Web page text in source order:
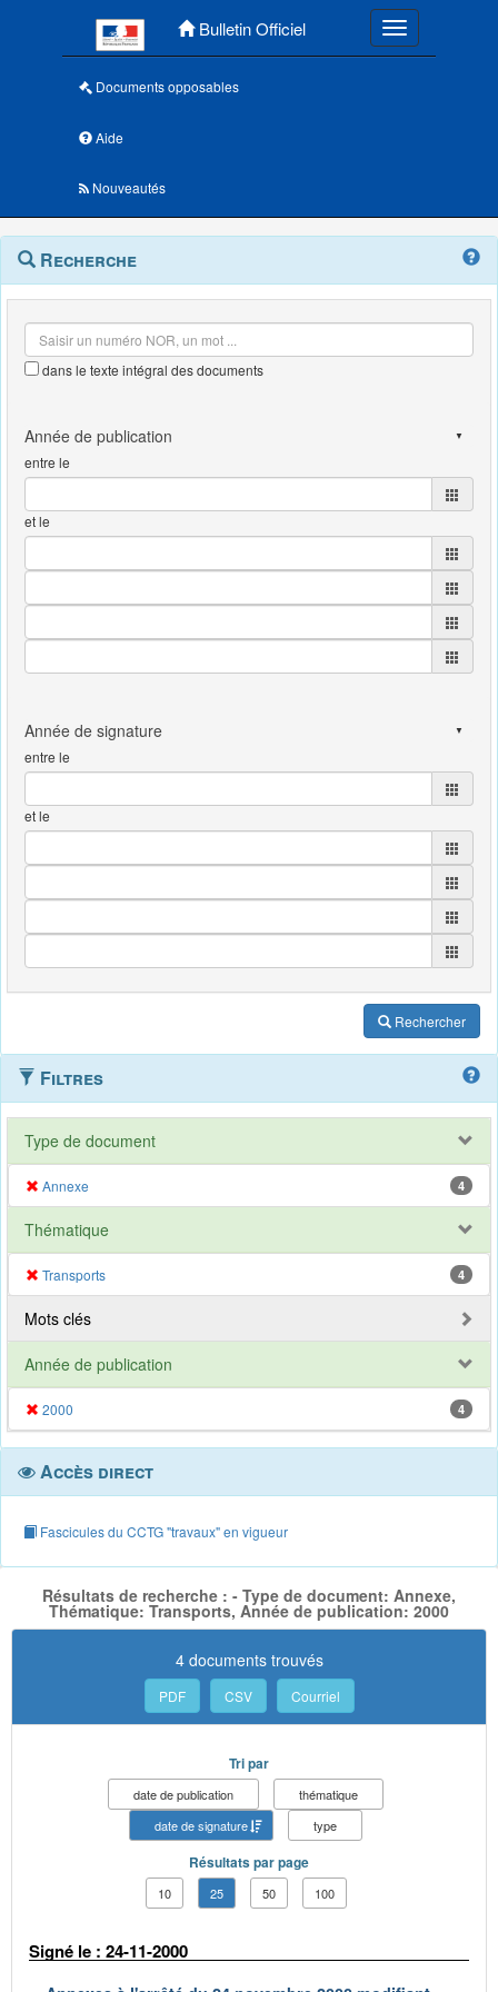
Bulletin Officiel Toggle
Documents opposables
Aide
Nouveautés
Navigation
outils
Menu
contextuel
Recherche
dans le texte intégral des documents
entre le
et le
entre le
et le
Rechercher
Filtres
Type de document
Annexe 4
Thématique
Transports 4
Mots clés
Année de publication
2000 4
Accès direct
Fascicules du CCTG "travaux" en vigueur
Résultats de recherche : - Type de document: Annexe,
Thématique: Transports, Année de publication: 2000
4 documents trouvés
PDF CSV Courriel
Tri par
date de publication
thématique
date de signature
type
Résultats par page
10 25 50 100
Signé le : 24-11-2000